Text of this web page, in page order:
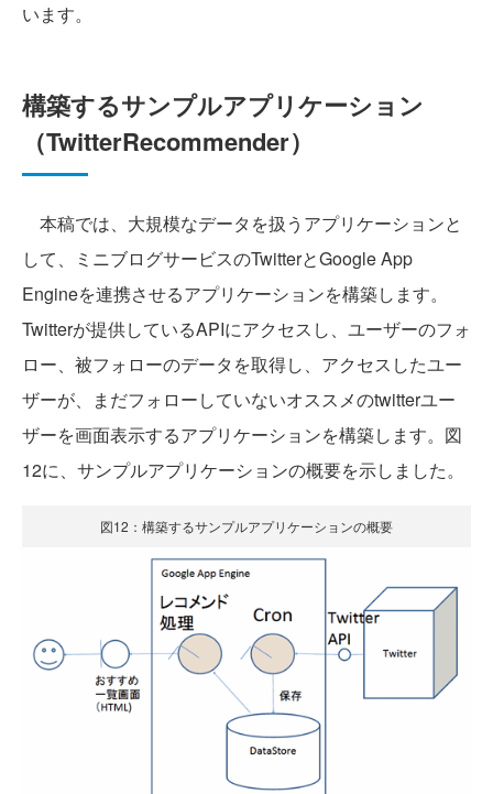
います。
構築するサンプルアプリケーション
（TwitterRecommender）
本稿では、大規模なデータを扱うアプリケーションと
して、ミニブログサービスのTwitterとGoogle App
Engineを連携させるアプリケーションを構築します。
Twitterが提供しているAPIにアクセスし、ユーザーのフォ
ロー、被フォローのデータを取得し、アクセスしたユー
ザーが、まだフォローしていないオススメのtwitterユー
ザーを画面表示するアプリケーションを構築します。図
12に、サンプルアプリケーションの概要を示しました。
図12：構築するサンプルアプリケーションの概要